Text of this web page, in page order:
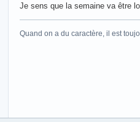
Je sens que la semaine va être
Quand on a du caractère, il est